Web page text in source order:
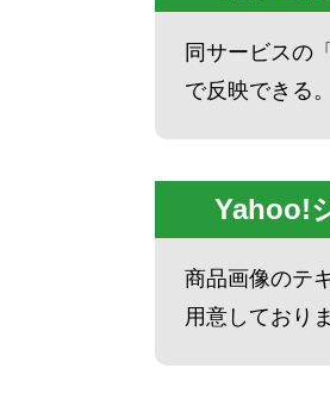
同サービスの
で反映できる
Yahoo!
商品画像のテ
用意しており